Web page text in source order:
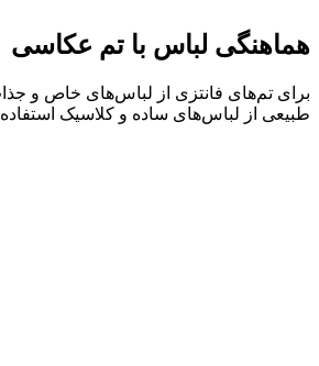
هماهنگی لباس با تم عکاسی
برای تم‌های فانتزی از لباس‌های خاص و
طبیعی از لباس‌های ساده و کلاسیک استفاده